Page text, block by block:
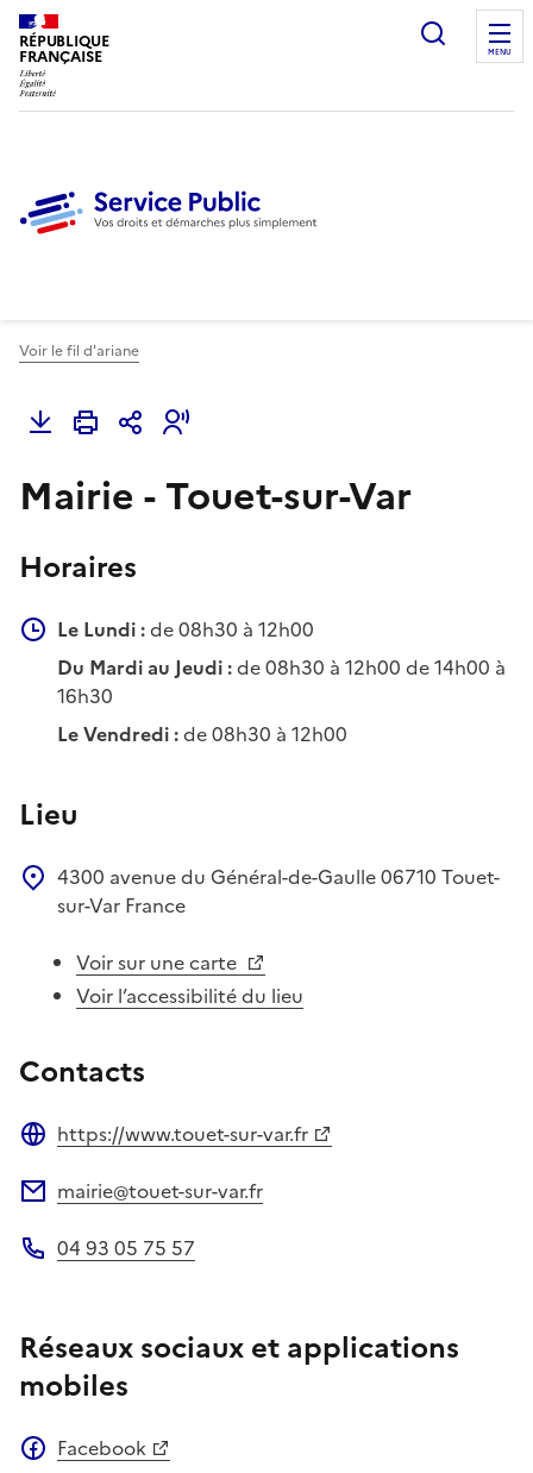
RÉPUBLIQUE
FRANÇAISE
Ouvrir
MENU
Voir le fil d'ariane
Mairie - Touet-sur-Var
Horaires
Le Lundi :de 08h30 à 12h00
Du Mardi au Jeudi :de 08h30 à 12h00 de 14h00 à
16h30
Le Vendredi :de 08h30 à 12h00
Lieu
4300 avenue du Général-de-Gaulle06710 Touet-
sur-Var France
Voir sur une carte
Voir l’accessibilité du lieu
Contacts
https://www.touet-sur-var.fr
mairie@touet-sur-var.fr
04 93 05 75 57
Réseaux sociaux et applications
mobiles
Facebook